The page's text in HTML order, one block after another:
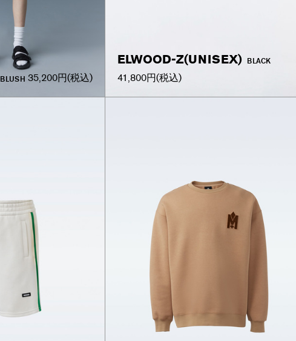
BLUSH 35,200円(税込)
ELWOOD-Z(UNISEX) BLACK
41,800円(税込)